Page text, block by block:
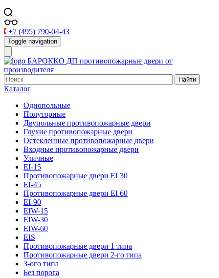
+7 (495) 790-04-43
Toggle navigation
БАРОККО ДП противопожарные двери от
производителя
Найти
Каталог
Однопольные
Полуторные
Двупольные противопожарные двери
Глухие противопожарные двери
Остекленные противопожарные двери
Входные противопожарные двери
Уличные
EI-15
Противопожарные двери EI 30
EI-45
Противопожарные двери EI 60
EI-90
EIW-15
EIW-30
EIW-60
EIS
Противопожарные двери 1 типа
Противопожарные двери 2-го типа
3-ого типа
Без порога